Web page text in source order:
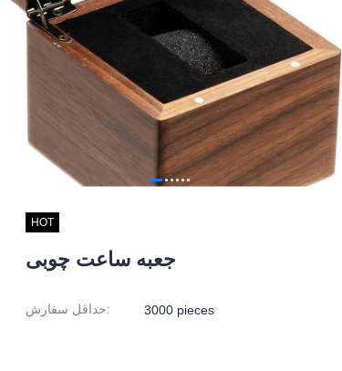
HOT
جعبه ساعت چوبی
حداقل سفارش: 3000 pieces